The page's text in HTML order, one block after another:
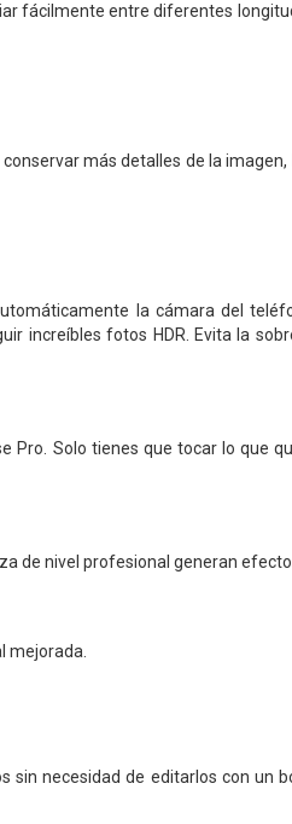
fácilmente entre diferentes
más detalles de la
la cámara del
increíbles fotos HDR. Evita la
Pro. Solo tienes que tocar lo que
de nivel profesional generan
mejorada.
sin necesidad de editarlos con un